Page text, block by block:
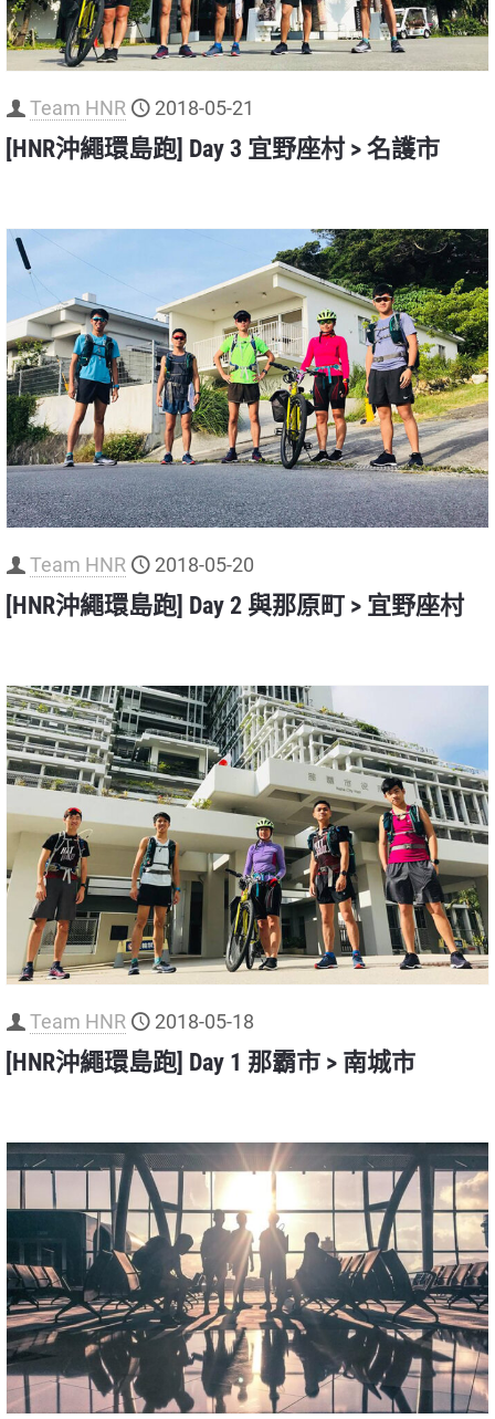
Team HNR 2018-05-21
[HNR沖繩環島跑] Day 3 宜野座村 > 名護市
Team HNR 2018-05-20
[HNR沖繩環島跑] Day 2 與那原町 > 宜野座村
Team HNR 2018-05-18
[HNR沖繩環島跑] Day 1 那霸市 > 南城市